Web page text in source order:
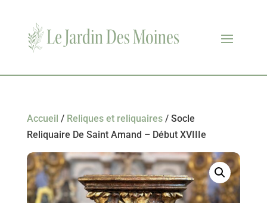
Accueil / Reliques et reliquaires/ Socle
Reliquaire De Saint Amand – Début XVIIIe